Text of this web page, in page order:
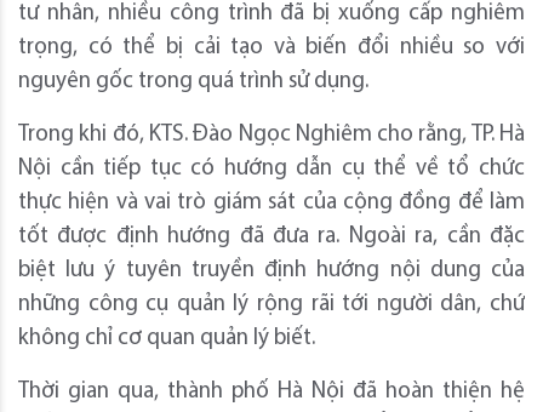
tư nhân, nhiều công trình đã bị xuống cấp nghiêm
trọng, có thể bị cải tạo và biến đổi nhiều so với
nguyên gốc trong quá trình sử dụng.
Trong khi đó, KTS. Đào Ngọc Nghiêm cho rằng, TP. Hà
Nội cần tiếp tục có hướng dẫn cụ thể về tổ chức
thực hiện và vai trò giám sát của cộng đồng để làm
tốt được định hướng đã đưa ra. Ngoài ra, cần đặc
biệt lưu ý tuyên truyền định hướng nội dung của
những công cụ quản lý rộng rãi tới người dân, chứ
không chỉ cơ quan quản lý biết.
Thời gian qua, thành phố Hà Nội đã hoàn thiện hệ